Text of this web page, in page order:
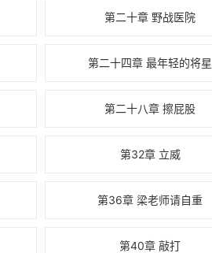
第二十章 野战医院
第二十四章 最年轻的将星
第二十八章 擦屁股
第32章 立威
第36章 梁老师请自重
第40章 敲打